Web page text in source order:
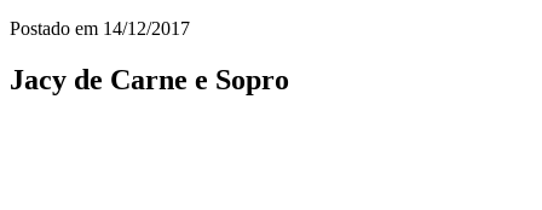
Postado em 14/12/2017
Jacy de Carne e Sopro